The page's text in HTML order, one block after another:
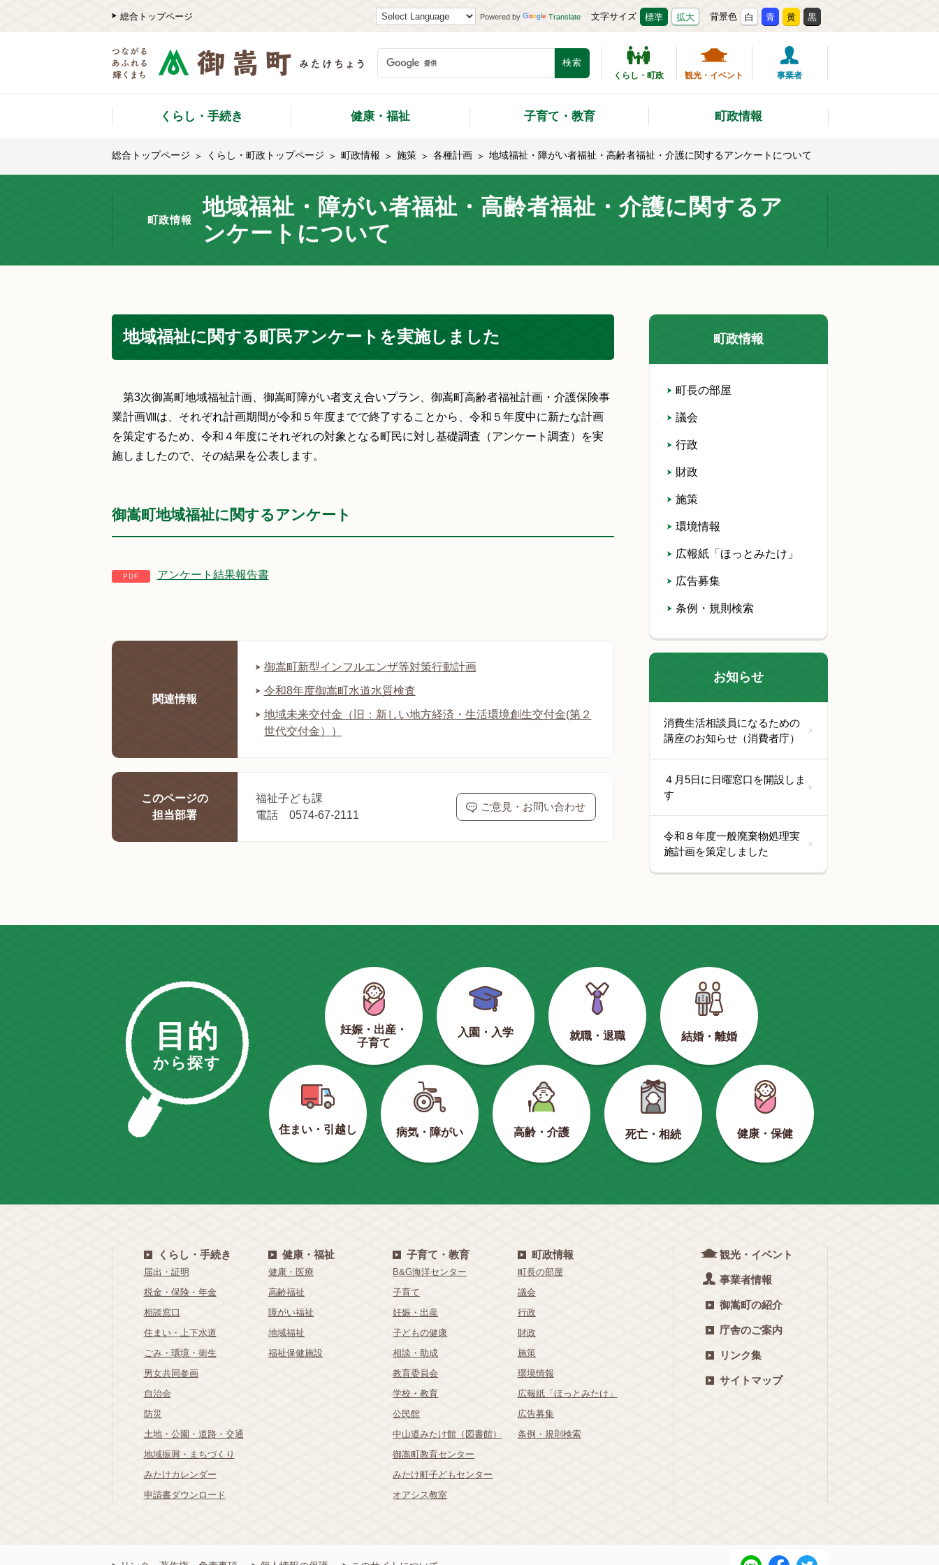
総合トップページ Powered by Translate 文字サイズ 標準 拡大 背景色 白 青 黄 黒
くらし・町政 観光・イベント 事業者
くらし・手続き 健康・福祉 子育て・教育 町政情報
総合トップページ くらし・町政トップページ 町政情報 施策 各種計画 地域福祉・障がい者福祉・高齢者福祉・介護に関するアンケートについて
町政情報
地域福祉・障がい者福祉・高齢者福祉・介護に関するア
ンケートについて
地域福祉に関する町民アンケートを実施しました
第3次御嵩町地域福祉計画、御嵩町障がい者支え合いプラン、御嵩町高齢者福祉計画・介護保険事
業計画Ⅷは、それぞれ計画期間が令和５年度までで終了することから、令和５年度中に新たな計画
を策定するため、令和４年度にそれぞれの対象となる町民に対し基礎調査（アンケート調査）を実
施しましたので、その結果を公表します。
御嵩町地域福祉に関するアンケート
アンケート結果報告書
関連情報
御嵩町新型インフルエンザ等対策行動計画
令和8年度御嵩町水道水質検査
地域未来交付金（旧：新しい地方経済・生活環境創生交付金(第２
世代交付金））
このページの
担当部署
福祉子ども課
電話 0574-67-2111
ご意見・お問い合わせ
町政情報
町長の部屋
議会
行政
財政
施策
環境情報
広報紙「ほっとみたけ」
広告募集
条例・規則検索
お知らせ
消費生活相談員になるための
講座のお知らせ（消費者庁）
４月5日に日曜窓口を開設しま
す
令和８年度一般廃棄物処理実
施計画を策定しました
目的
から探す
妊娠・出産・
子育て
入園・入学 就職・退職 結婚・離婚
住まい・引越し 病気・障がい 高齢・介護 死亡・相続 健康・保健
くらし・手続き
届出・証明
税金・保険・年金
相談窓口
住まい・上下水道
ごみ・環境・衛生
男女共同参画
自治会
防災
土地・公園・道路・交通
地域振興・まちづくり
みたけカレンダー
申請書ダウンロード
健康・福祉
健康・医療
高齢福祉
障がい福祉
地域福祉
福祉保健施設
子育て・教育
B&G海洋センター
子育て
妊娠・出産
子どもの健康
相談・助成
教育委員会
学校・教育
公民館
中山道みたけ館（図書館）
御嵩町教育センター
みたけ町子どもセンター
オアシス教室
町政情報
町長の部屋
議会
行政
財政
施策
環境情報
広報紙「ほっとみたけ」
広告募集
条例・規則検索
観光・イベント
事業者情報
御嵩町の紹介
庁舎のご案内
リンク集
サイトマップ